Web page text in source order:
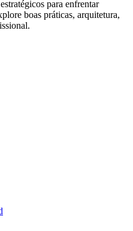
para enfrentar
boas práticas, arquitetura,